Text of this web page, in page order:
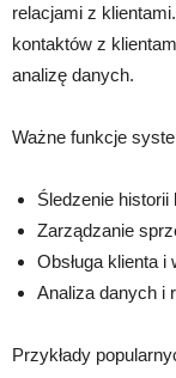
relacjami z
kontaktów z
analizę danych.
Ważne funkcje
Śledzenie
Zarządzanie
Obsługa klienta i
Analiza danych i
Przykłady